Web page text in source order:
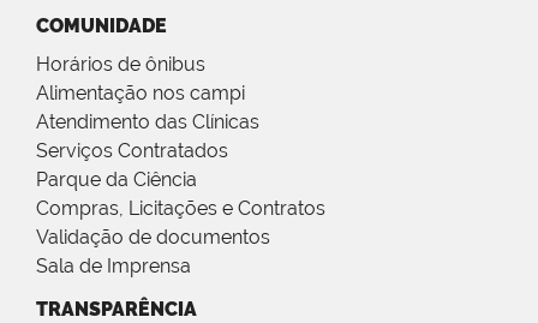
COMUNIDADE
Horários de ônibus
Alimentação nos campi
Atendimento das Clínicas
Serviços Contratados
Parque da Ciência
Compras, Licitações e Contratos
Validação de documentos
Sala de Imprensa
TRANSPARÊNCIA